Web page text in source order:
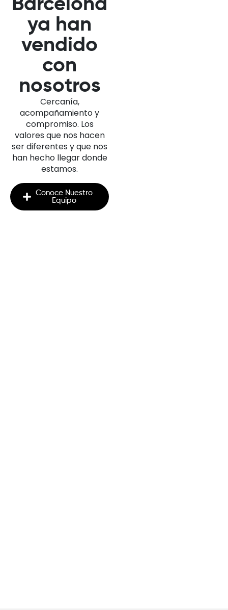
Barcelona
ya han
vendido
con
nosotros
Cercanía,
acompañamiento y
compromiso. Los
valores que nos hacen
ser diferentes y que nos
han hecho llegar donde
estamos.
Conoce Nuestro
Equipo